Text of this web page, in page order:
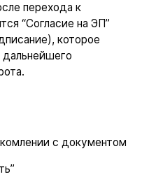
перехода к
“Согласие на ЭП”
которое
с документом